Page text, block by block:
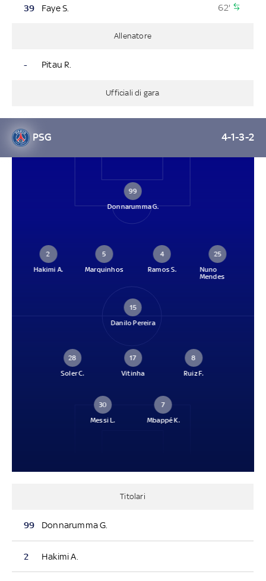
39 Faye S. 62'
Allenatore
- Pitau R.
Ufficiali di gara
PSG 4-1-3-2
99
Donnarumma G.
2
Hakimi A.
5
Marquinhos
4
Ramos S.
25
Nuno
Mendes
15
Danilo Pereira
28
Soler C.
17
Vitinha
8
Ruiz F.
30
Messi L.
7
Mbappé K.
Titolari
99 Donnarumma G.
2 Hakimi A.